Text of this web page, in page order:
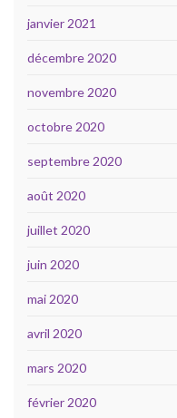
janvier 2021
décembre 2020
novembre 2020
octobre 2020
septembre 2020
août 2020
juillet 2020
juin 2020
mai 2020
avril 2020
mars 2020
février 2020